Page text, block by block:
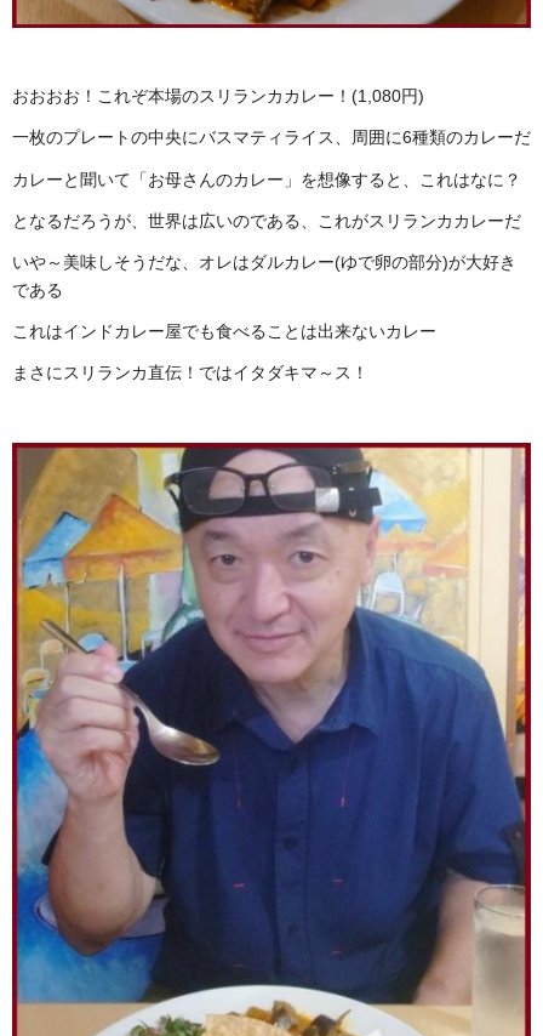
おおおお！これぞ本場のスリランカカレー！(1,080円)
一枚のプレートの中央にバスマティライス、周囲に6種類のカレーだ
カレーと聞いて「お母さんのカレー」を想像すると、これはなに？
となるだろうが、世界は広いのである、これがスリランカカレーだ
いや～美味しそうだな、オレはダルカレー(ゆで卵の部分)が大好き
である
これはインドカレー屋でも食べることは出来ないカレー
まさにスリランカ直伝！ではイタダキマ～ス！